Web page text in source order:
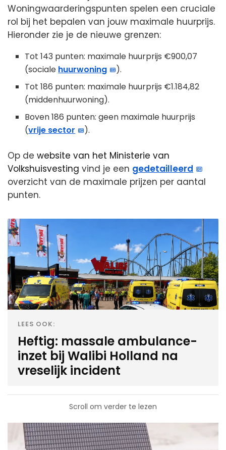
Woningwaarderingspunten spelen een cruciale
rol bij het bepalen van jouw maximale huurprijs.
Hieronder zie je de nieuwe grenzen:
Tot 143 punten: maximale huurprijs €900,07
(sociale huurwoning
).
Tot 186 punten: maximale huurprijs €1.184,82
(middenhuurwoning).
Boven 186 punten: geen maximale huurprijs
(vrije sector ).
Op de website van het Ministerie van
Volkshuisvesting vind je een gedetailleerd
overzicht van de maximale prijzen per aantal
punten.
LEES OOK:
Heftig: massale ambulance-
inzet bij Walibi Holland na
vreselijk incident
Scroll om verder te lezen